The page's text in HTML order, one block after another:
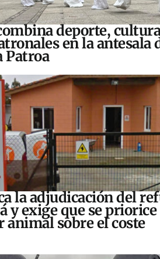
deporte,
en la antesala
Patroa
la adjudicación del
y exige que se priorice
animal sobre el coste